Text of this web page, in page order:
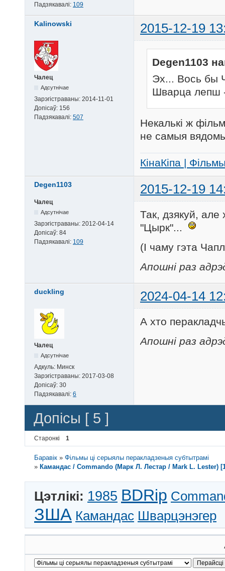
Падзякавалі: 109
Kalinowski 2015-12-19
Чалец
Адсутнічае
Зарэгістраваны: 2014-11-01
Допісаў: 156
Падзякавалі: 507
Degen1103
Эх... Вось бы
Шварца лепш
Некалькі ж
не самыя
КінаКіпа |
Degen1103 2015-12-19
Чалец
Адсутнічае
Зарэгістраваны: 2012-04-14
Допісаў: 84
Падзякавалі: 109
Так, дзякуй, але
"Цырк"...
(І чаму гэта
Апошні раз
duckling 2024-04-14
Чалец
Адсутнічае
Адкуль: Минск
Зарэгістраваны: 2017-03-08
Допісаў: 30
Падзякавалі: 6
А хто
Апошні раз
Допісы [ 5 ]
Старонкі 1
Баравік »Фільмы ці серыялы перакладзеныя субтытрамі
» Камандас / Commando (Марк Л. Лестар / Mark L. Lester)
Цэтлікі: 1985 BDRip
ЗША Камандас Шварцэнэгер